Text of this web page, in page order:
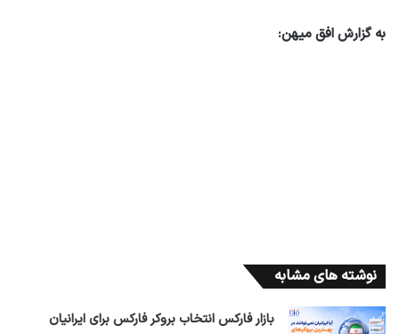
به گزارش افق میهن:
نوشته های مشابه
بازار فارکس انتخاب بروکر فارکس برای ایرانیان